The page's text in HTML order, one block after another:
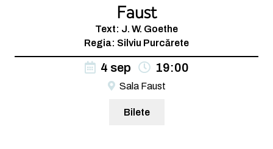
Faust
Text: J. W. Goethe
Regia: Silviu Purcărete
4 sep 19:00
Sala Faust
Bilete